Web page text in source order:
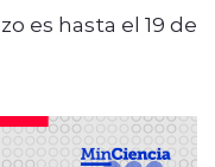
es hasta el 19 de